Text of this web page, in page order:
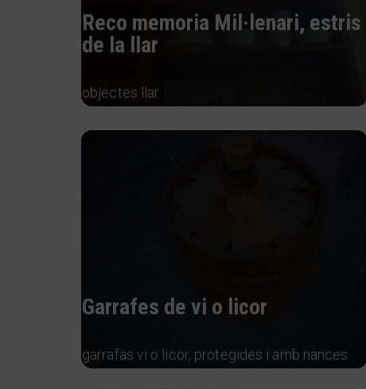
Reco memoria Mil·lenari, estris
de la llar
objectes llar
Garrafes de vi o licor
garrafas vi o licor, protegides i amb nances